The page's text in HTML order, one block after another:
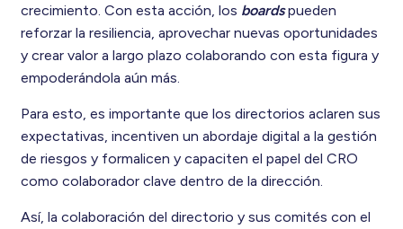
crecimiento. Con esta acción, los boardspueden
reforzar la resiliencia, aprovechar nuevas oportunidades
y crear valor a largo plazo colaborando con esta figura y
empoderándola aún más.
Para esto, es importante que los directorios aclaren sus
expectativas, incentiven un abordaje digital a la gestión
de riesgos y formalicen y capaciten el papel del CRO
como colaborador clave dentro de la dirección.
Así, la colaboración del directorio y sus comités con el